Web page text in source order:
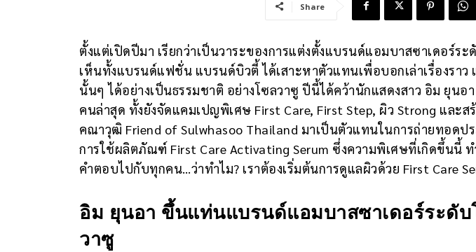
Share
ตั้งแต่เปิดปีมา เรียกว่าเป็นวาระของการแต่งตั้งแบรนด์แอมบาสซาเดอร์ระ
เห็นทั้งแบรนด์แฟชั่น แบรนด์บิวตี้ ได้เสาะหาตัวแทนเพื่อบอกเล่าเรื่องรา
นั้นๆ ได้อย่างเป็นธรรมชาติ อย่างโซลวาซู ปีนี้ได้คว้านักแสดงสาว อิม ยุนอ
คนล่าสุด ทั้งยังจัดแคมเปญพิเศษ First Care, First Step, ผิว Strong และส
คณาวุฒิ Friend of Sulwhasoo Thailand มาเป็นตัวแทนในการถ่ายทอดป
การใช้ผลิตภัณฑ์ First Care Activating Serum ซึ่งความพิเศษที่เกิดขึ้นนี้
คำตอบไปกับทุกคน…ว่าทำไม? เราต้องเริ่มต้นการดูแลผิวด้วย First Care
อิม ยุนอา ขึ้นแท่นแบรนด์แอมบาสซาเดอร์ระดั
วาซู